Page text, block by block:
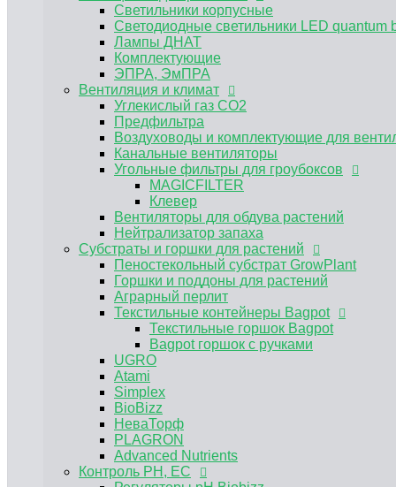
Субстраты и горшки для растений
Пеностекольный субстрат GrowPlant
Горшки и поддоны для растений
Аграрный перлит
Текстильные контейнеры Bagpot
Текстильные горшок Bagpot
Bagpot горшок с ручками
UGRO
Atami
Simplex
BioBizz
НеваТорф
PLAGRON
Advanced Nutrients
Контроль PH, EC
Регуляторы pH Biobizz
Регуляторы pH Plagron
Регуляторы pH Orange Tree
Регуляторы pH Simplex
E-MODE регуляторы рН
Регуляторы pH Terra Aquatica (GHE)
Измерение pH EC TDS
Растворы для хранения электродов,
Инструменты и аксессуары
Мешки для экстракции
Электронные весы
Садовый инвентарь
Регуляторы влажности
Сушилки для растений
Розетка - таймер
Светильники корпусные
Светодиодные светильники LED quantum
Лампы ДНАТ
Комплектующие
ЭПРА, ЭмПРА
Вентиляция и климат
Углекислый газ CO2
Предфильтра
Воздуховоды и комплектующие для
Канальные вентиляторы
Угольные фильтры для гроубоксов
MAGICFILTER
Клевер
Вентиляторы для обдува растений
Нейтрализатор запаха
Субстраты и горшки для растений
Пеностекольный субстрат GrowPlant
Горшки и поддоны для растений
Аграрный перлит
Текстильные контейнеры Bagpot
Текстильные горшок Bagpot
Bagpot горшок с ручками
UGRO
Atami
Simplex
BioBizz
НеваТорф
PLAGRON
Advanced Nutrients
Контроль PH, EC